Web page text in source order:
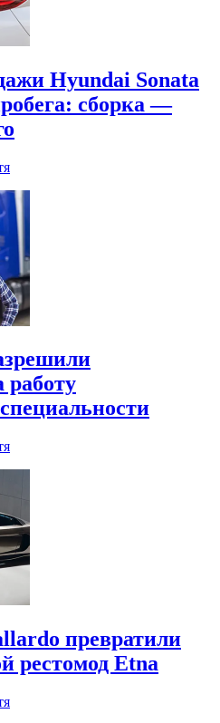
Hyundai Sonata
сборка —
работу
превратили
рестомод Etna